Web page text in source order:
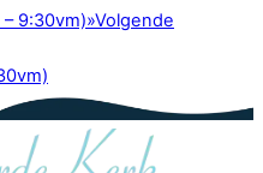
9:30vm)»Volgende